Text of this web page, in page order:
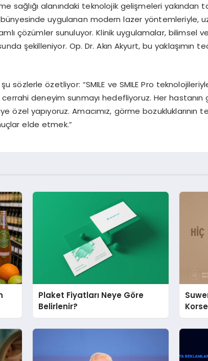
sağlığı alanındaki teknolojik gelişmeleri yakından
bünyesinde uygulanan modern lazer yöntemleriyle,
çözümler sunuluyor. Klinik uygulamalar, bilimsel
şekilleniyor. Op. Dr. Akın Akyurt, bu yaklaşımın
sözlerle özetliyor: “SMILE ve SMILE Pro
deneyim sunmayı hedefliyoruz. Her hastanın
özel yapıyoruz. Amacımız, görme bozukluklarının
elde etmek.”
Plaket Fiyatları Neye Göre
Belirlenir?